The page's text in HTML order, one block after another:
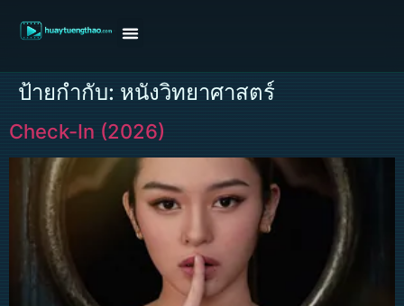
ป้ายกำกับ: หนังวิทยาศาสตร์
Check-In (2026)